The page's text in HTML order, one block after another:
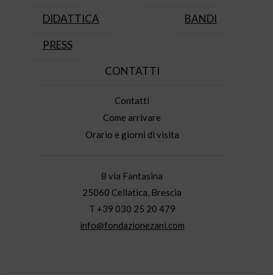
DIDATTICA BANDI
PRESS
CONTATTI
Contatti
Come arrivare
Orario e giorni di visita
8 via Fantasina
25060 Cellatica, Brescia
T +39 030 25 20 479
info@fondazionezani.com